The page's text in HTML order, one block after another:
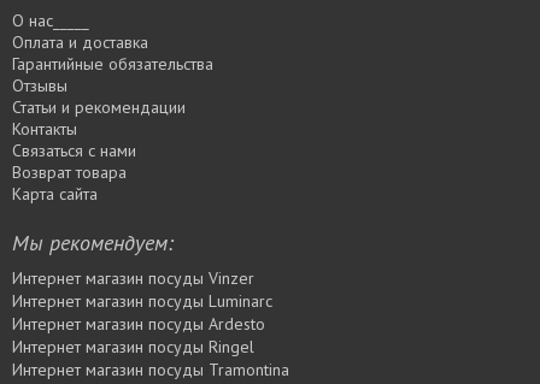
О нас_____
Оплата и доставка
Гарантийные обязательства
Отзывы
Статьи и рекомендации
Контакты
Связаться с нами
Возврат товара
Карта сайта
Мы рекомендуем:
Интернет магазин посуды Vinzer
Интернет магазин посуды Luminarc
Интернет магазин посуды Ardesto
Интернет магазин посуды Rіngel
Интернет магазин посуды Tramontina